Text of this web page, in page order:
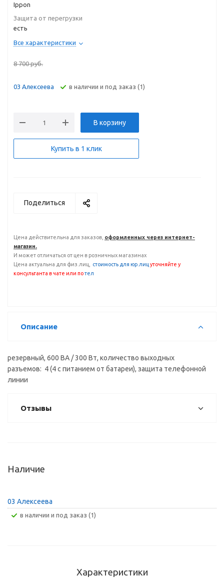
Ippon
Защита от перегрузки
есть
Все характеристики
8 700руб.
03 Алексеева В наличии и под заказ (1)
В корзину
Купить в 1 клик
Поделиться
Цена действительна для заказов, оформленных через интернет-
магазин.
И может отличаться от цен в розничных магазинах
Цена актуальна для физ.лиц,
стоимость для юр.лиц уточняйте у
консультанта в чате или потел
Описание
резервный, 600 ВА / 300 Вт, количество выходных
разъемов: 4 (4 с питанием от батареи), защита телефонной
линии
Отзывы
Наличие
03 Алексеева
В наличии и под заказ (1)
Характеристики